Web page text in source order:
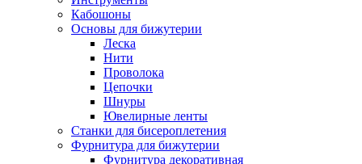
Кабошоны
Основы для бижутерии
Леска
Нити
Проволока
Цепочки
Шнуры
Ювелирные ленты
Станки для бисероплетения
Фурнитура для бижутерии
Фурнитура декоративная